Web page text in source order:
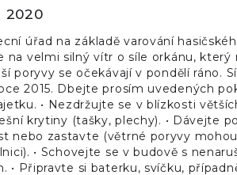
2020
úřad na základě varování
velmi silný vítr o síle orkánu, který
poryvy se očekávají v pondělí
2015. Dbejte prosím uvedených
• Nezdržujte se v blízkosti
krytiny (tašky, plechy). • Dávejte
nebo zastavte (větrné poryvy
• Schovejte se v budově s
• Připravte si baterku, svíčku,